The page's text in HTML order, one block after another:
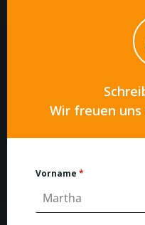
Wir freuen
Vorname *